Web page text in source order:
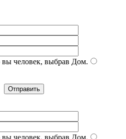
человек, выбрав Дом.
человек, выбрав Дом.